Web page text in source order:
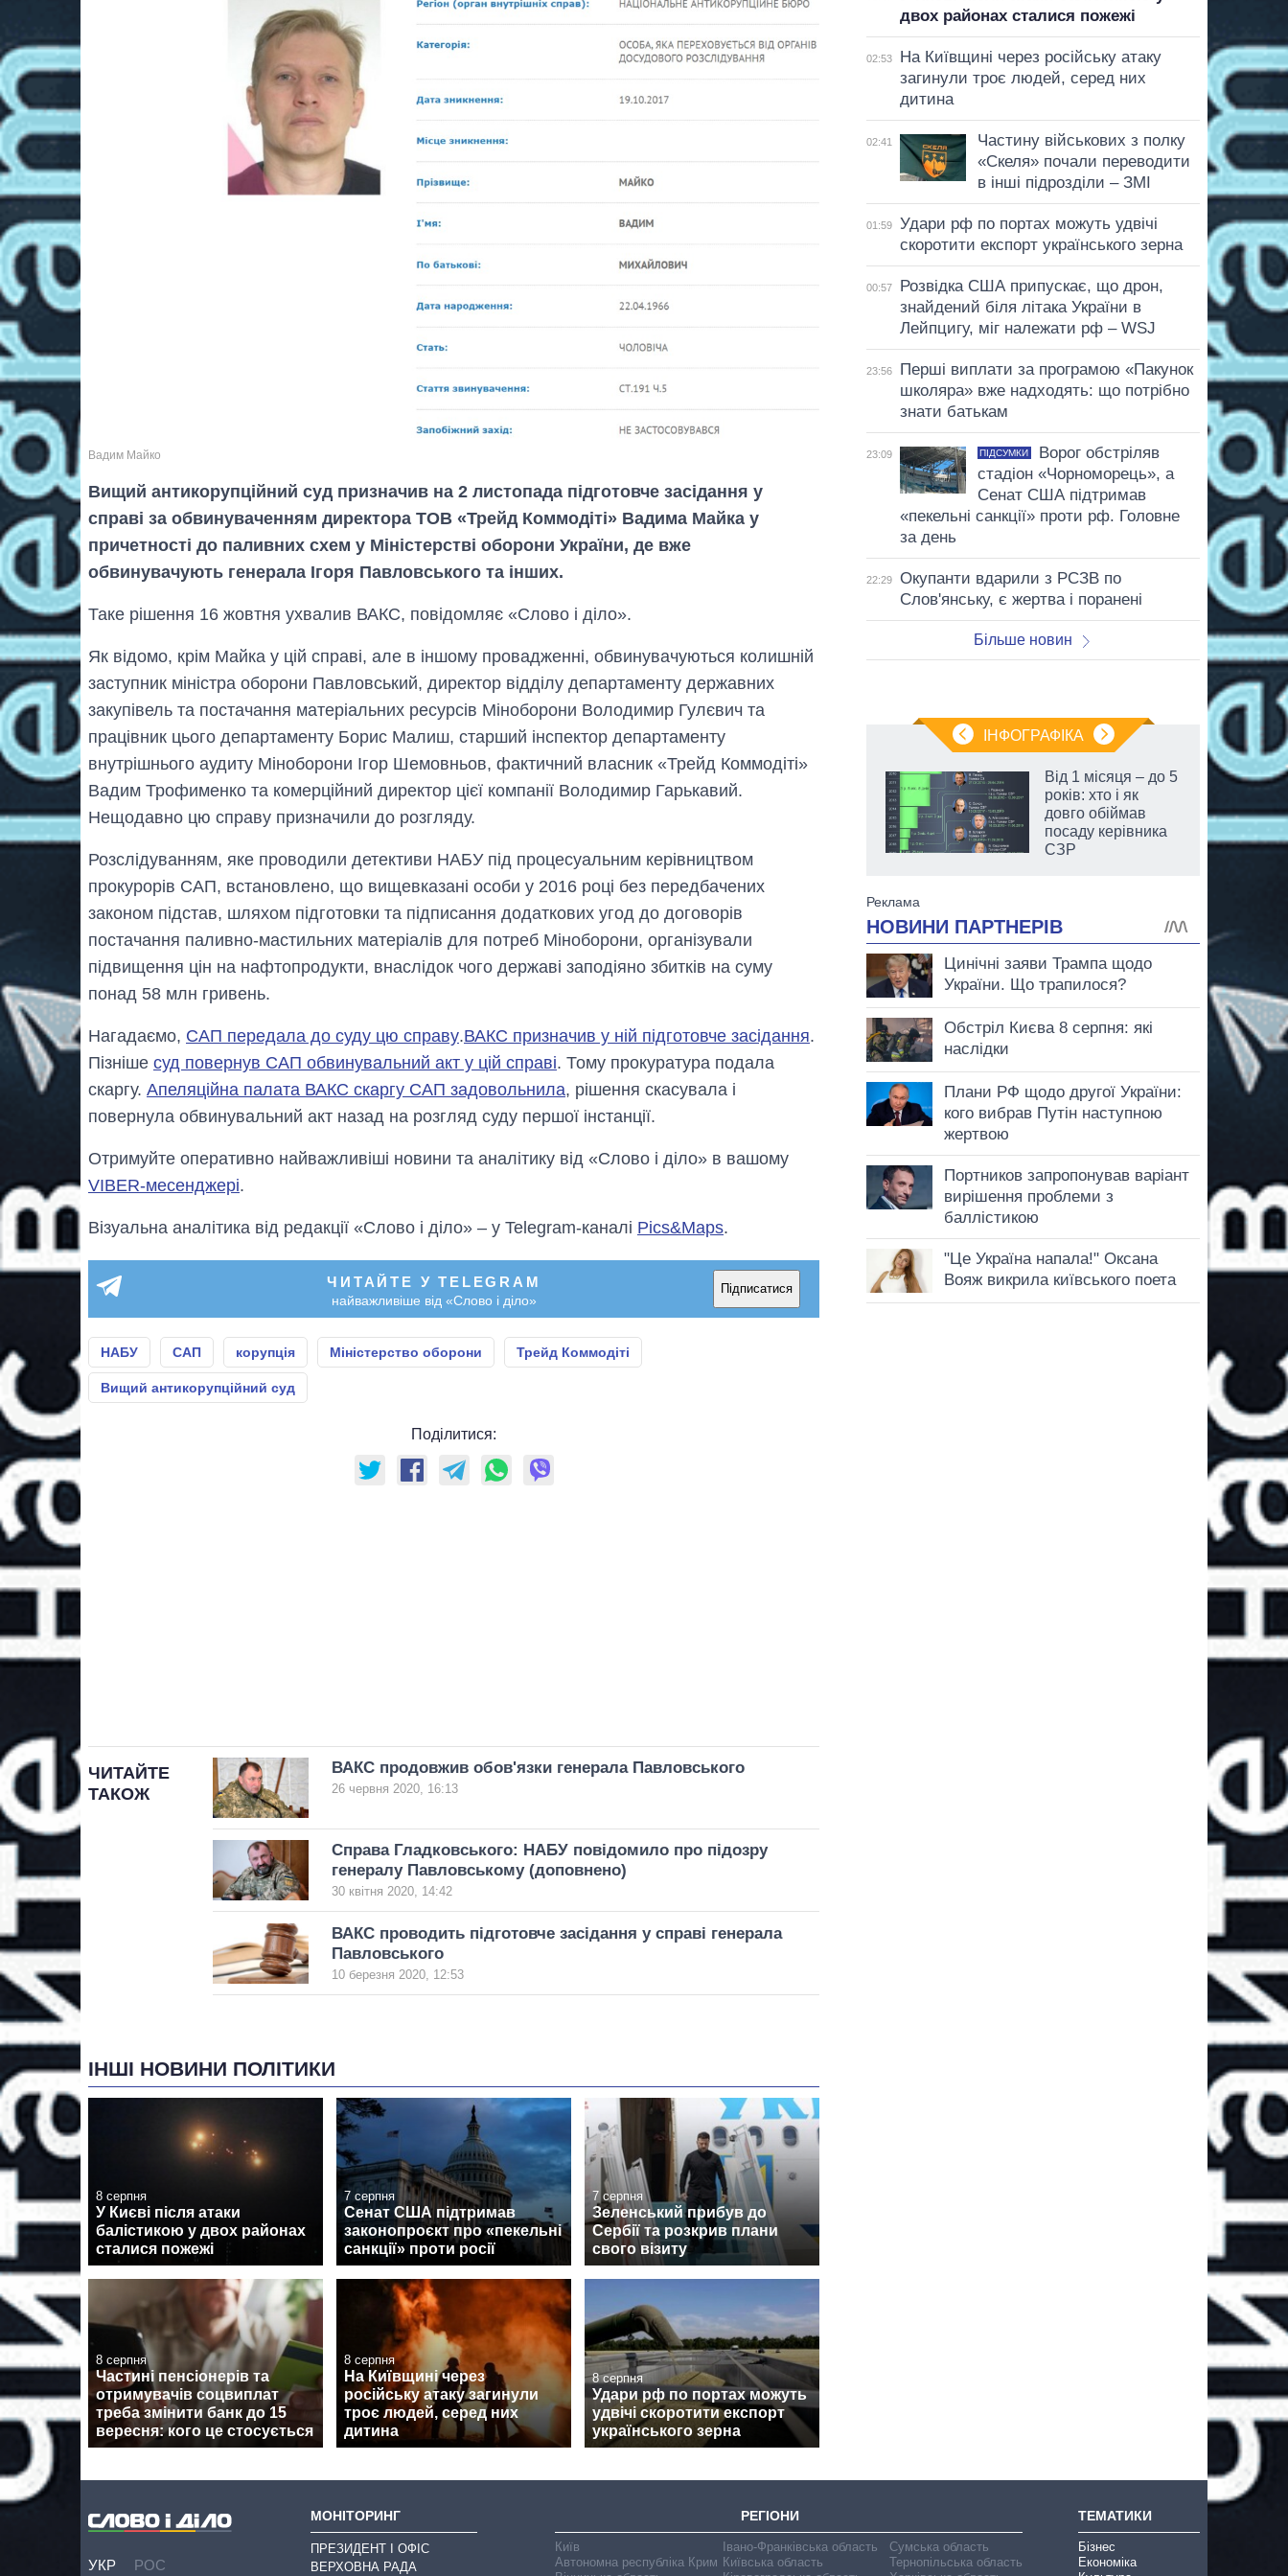
Вадим Майко
Вищий антикорупційний суд призначив на 2 листопада підготовче засідання у
справі за обвинуваченням директора ТОВ «Трейд Коммодіті» Вадима Майка у
причетності до паливних схем у Міністерстві оборони України, де вже
обвинувачують генерала Ігоря Павловського та інших.
Таке рішення 16 жовтня ухвалив ВАКС, повідомляє «Слово і діло».
Як відомо, крім Майка у цій справі, але в іншому провадженні, обвинувачуються колишній
заступник міністра оборони Павловський, директор відділу департаменту державних
закупівель та постачання матеріальних ресурсів Міноборони Володимир Гулєвич та
працівник цього департаменту Борис Малиш, старший інспектор департаменту
внутрішнього аудиту Міноборони Ігор Шемовньов, фактичний власник «Трейд Коммодіті»
Вадим Трофименко та комерційний директор цієї компанії Володимир Гарькавий.
Нещодавно цю справу призначили до розгляду.
Розслідуванням, яке проводили детективи НАБУ під процесуальним керівництвом
прокурорів САП, встановлено, що вищевказані особи у 2016 році без передбачених
законом підстав, шляхом підготовки та підписання додаткових угод до договорів
постачання паливно-мастильних матеріалів для потреб Міноборони, організували
підвищення цін на нафтопродукти, внаслідок чого державі заподіяно збитків на суму
понад 58 млн гривень.
Нагадаємо, САП передала до суду цю справу.ВАКС призначив у ній підготовче засідання.
Пізніше суд повернув САП обвинувальний акт у цій справі. Тому прокуратура подала
скаргу. Апеляційна палата ВАКС скаргу САП задовольнила, рішення скасувала і
повернула обвинувальний акт назад на розгляд суду першої інстанції.
Отримуйте оперативно найважливіші новини та аналітику від «Слово і діло» в вашому
VIBER-месенджері.
Візуальна аналітика від редакції «Слово і діло» – у Telegram-каналі Pics&Maps.
ЧИТАЙТЕ У TELEGRAM
найважливіше від «Слово і діло»
Підписатися
НАБУ САП корупція Міністерство оборони Трейд Коммодіті
Вищий антикорупційний суд
Поділитися:
ЧИТАЙТЕ
ТАКОЖ
ВАКС продовжив обов'язки генерала Павловського
26 червня 2020, 16:13
Справа Гладковського: НАБУ повідомило про підозру
генералу Павловському (доповнено)
30 квітня 2020, 14:42
ВАКС проводить підготовче засідання у справі генерала
Павловського
10 березня 2020, 12:53
ІНШІ НОВИНИ ПОЛІТИКИ
8 серпня
У Києві після атаки
балістикою у двох районах
сталися пожежі
7 серпня
Сенат США підтримав
законопроєкт про «пекельні
санкції» проти росії
7 серпня
Зеленський прибув до
Сербії та розкрив плани
свого візиту
8 серпня
Частині пенсіонерів та
отримувачів соцвиплат
треба змінити банк до 15
вересня: кого це стосується
8 серпня
На Київщині через
російську атаку загинули
троє людей, серед них
дитина
8 серпня
Удари рф по портах можуть
удвічі скоротити експорт
українського зерна
двох районах сталися пожежі
02:53
На Київщині через російську атаку
загинули троє людей, серед них
дитина
02:41
Частину військових з полку
«Скеля» почали переводити
в інші підрозділи – ЗМІ
01:59
Удари рф по портах можуть удвічі
скоротити експорт українського зерна
00:57
Розвідка США припускає, що дрон,
знайдений біля літака України в
Лейпцигу, міг належати рф – WSJ
23:56
Перші виплати за програмою «Пакунок
школяра» вже надходять: що потрібно
знати батькам
23:09 ПІДСУМКИ
Ворог обстріляв
стадіон «Чорноморець», а
Сенат США підтримав
«пекельні санкції» проти рф. Головне
за день
22:29
Окупанти вдарили з РСЗВ по
Слов'янську, є жертва і поранені
Більше новин
ІНФОГРАФІКА
Дефіцит пам’яті:
як зріс попит на
2027-й
Від 1 місяця – до 5
років: хто і як
довго обіймав
посаду керівника
СЗР
УКР РОС
МОНІТОРИНГ
ПРЕЗИДЕНТ І ОФІС
ВЕРХОВНА РАДА
РЕГІОНИ
Київ
Автономна республіка Крим
Івано-Франківська область
Київська область
Сумська область
Тернопільська область
ТЕМАТИКИ
Бізнес
Економіка